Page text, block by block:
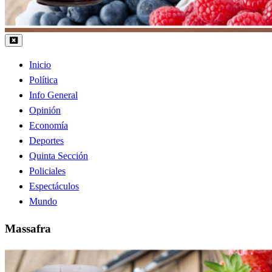
Inicio
Política
Info General
Opinión
Economía
Deportes
Quinta Sección
Policiales
Espectáculos
Mundo
Massafra